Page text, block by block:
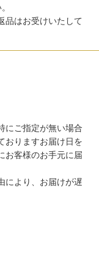
品はお受けいたして
にご指定が無い場合
おりますお届け日を
お客様のお手元に届
により、お届けが遅